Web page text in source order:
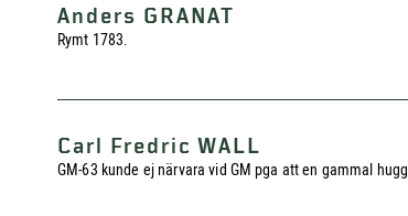
Anders GRANAT
Rymt 1783.
Carl Fredric WALL
GM-63 kunde ej närvara vid GM pga att en gammal